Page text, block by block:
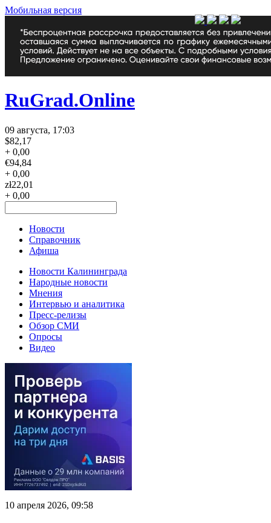
Мобильная версия
RuGrad.Online
09 августа, 17:03
$82,17
+ 0,00
€94,84
+ 0,00
zł22,01
+ 0,00
Новости
Справочник
Афиша
Новости Калининграда
Народные новости
Мнения
Интервью и аналитика
Пресс-релизы
Обзор СМИ
Опросы
Видео
10 апреля 2026, 09:58